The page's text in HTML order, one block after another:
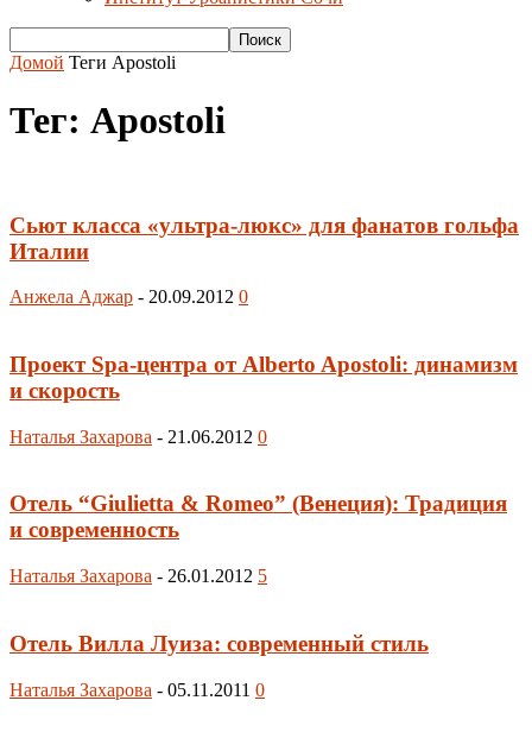
Домой Теги Apostoli
Тег: Apostoli
Сьют класса «ультра-люкс» для фанатов гольфа
Италии
Анжела Аджар - 20.09.2012 0
Проект Spa-центра от Alberto Apostoli: динамизм
и скорость
Наталья Захарова - 21.06.2012 0
Отель “Giulietta & Romeo” (Венеция): Традиция
и современность
Наталья Захарова - 26.01.2012 5
Отель Вилла Луиза: современный стиль
Наталья Захарова - 05.11.2011 0